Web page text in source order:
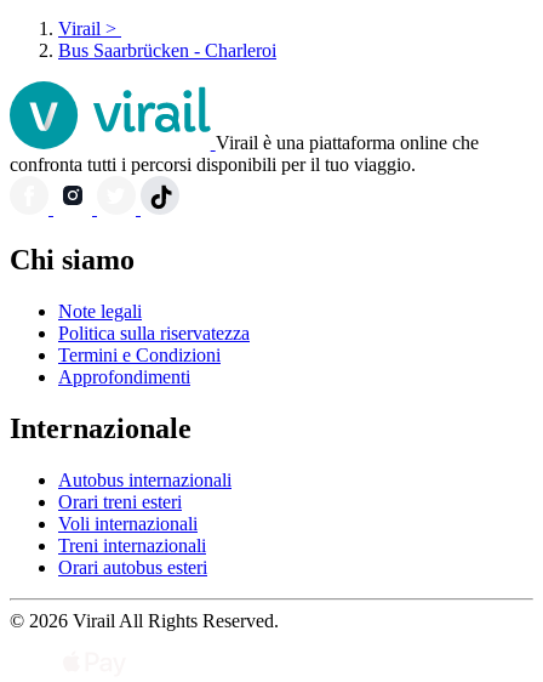
Virail >
Bus Saarbrücken - Charleroi
Virail è una piattaforma online che
confronta tutti i percorsi disponibili per il tuo viaggio.
Chi siamo
Note legali
Politica sulla riservatezza
Termini e Condizioni
Approfondimenti
Internazionale
Autobus internazionali
Orari treni esteri
Voli internazionali
Treni internazionali
Orari autobus esteri
© 2026 Virail All Rights Reserved.